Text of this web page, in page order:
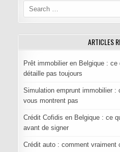
Search for:
ARTICLES
Prêt immobilier en Belgique : ce
détaille pas toujours
Simulation emprunt immobilier :
vous montrent pas
Crédit Cofidis en Belgique : ce
avant de signer
Crédit auto : comment vraiment